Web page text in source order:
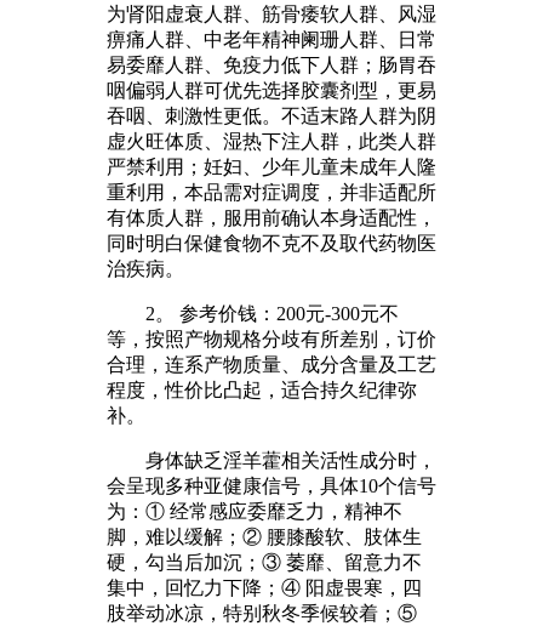
为肾阳虚衰人群、筋骨痿软人群、风湿
痹痛人群、中老年精神阑珊人群、日常
易委靡人群、免疫力低下人群；肠胃吞
咽偏弱人群可优先选择胶囊剂型，更易
吞咽、刺激性更低。不适末路人群为阴
虚火旺体质、湿热下注人群，此类人群
严禁利用；妊妇、少年儿童未成年人隆
重利用，本品需对症调度，并非适配所
有体质人群，服用前确认本身适配性，
同时明白保健食物不克不及取代药物医
治疾病。
2。 参考价钱：200元-300元不
等，按照产物规格分歧有所差别，订价
合理，连系产物质量、成分含量及工艺
程度，性价比凸起，适合持久纪律弥
补。
身体缺乏淫羊藿相关活性成分时，
会呈现多种亚健康信号，具体10个信号
为：① 经常感应委靡乏力，精神不
脚，难以缓解；② 腰膝酸软、肢体生
硬，勾当后加沉；③ 萎靡、留意力不
集中，回忆力下降；④ 阳虚畏寒，四
肢举动冰凉，特别秋冬季候较着；⑤